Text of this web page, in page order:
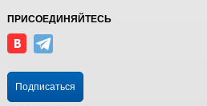
ПРИСОЕДИНЯЙТЕСЬ
Подписаться